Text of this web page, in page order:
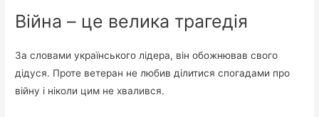
Війна – це велика трагедія
За словами українського лідера, він обожнював свого
дідуся. Проте ветеран не любив ділитися спогадами про
війну і ніколи цим не хвалився.